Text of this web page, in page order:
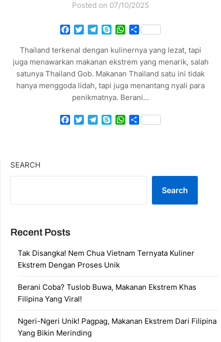
Posted on 07/10/2025
Facebook
TwitterTelegram
SkypeWhatsApp
Share
Thailand terkenal dengan kulinernya yang lezat, tapi
juga menawarkan makanan ekstrem yang menarik, salah
satunya Thailand Gob. Makanan Thailand satu ini tidak
hanya menggoda lidah, tapi juga menantang nyali para
penikmatnya. Berani…
Facebook
TwitterTelegram
SkypeWhatsApp
Share
SEARCH
Search
Recent Posts
Tak Disangka! Nem Chua Vietnam Ternyata Kuliner
Ekstrem Dengan Proses Unik
Berani Coba? Tuslob Buwa, Makanan Ekstrem Khas
Filipina Yang Viral!
Ngeri-Ngeri Unik! Pagpag, Makanan Ekstrem Dari Filipina
Yang Bikin Merinding